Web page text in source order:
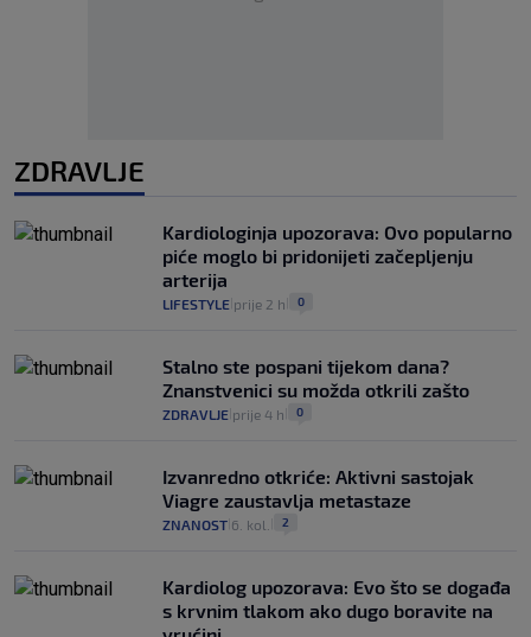
ZDRAVLJE
Kardiologinja upozorava: Ovo popularno
piće moglo bi pridonijeti začepljenju
arterija
LIFESTYLE prije 2 h 0
Stalno ste pospani tijekom dana?
Znanstvenici su možda otkrili zašto
ZDRAVLJE prije 4 h 0
Izvanredno otkriće: Aktivni sastojak
Viagre zaustavlja metastaze
ZNANOST 6. kol. 2
Kardiolog upozorava: Evo što se događa
s krvnim tlakom ako dugo boravite na